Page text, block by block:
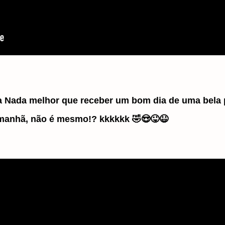
melhor que receber um bom dia de uma bela
não é mesmo!? kkkkkk 🤣😍😜😆